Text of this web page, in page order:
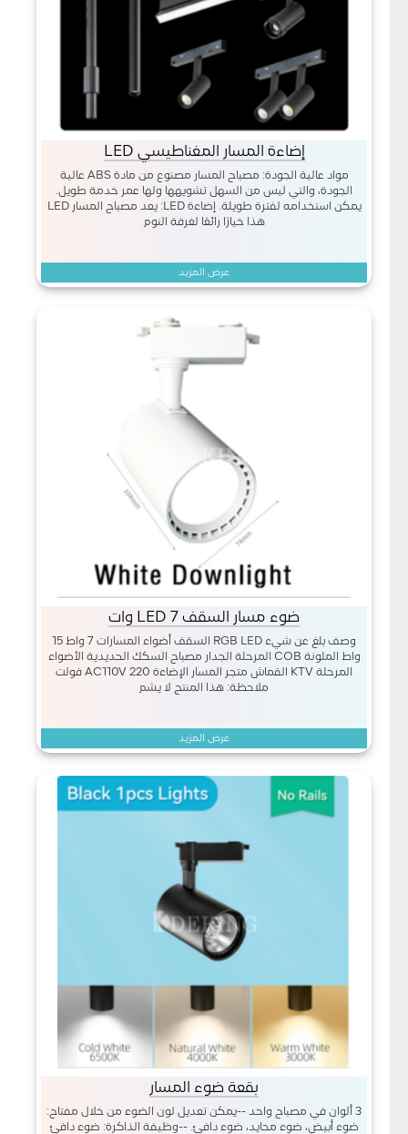
إضاءة المسار المغناطيسي LED
مواد عالية الجودة: مصباح المسار مصنوع من مادة ABS عالية
الجودة، والتي ليس من السهل تشويهها ولها عمر خدمة طويل.
يمكن استخدامه لفترة طويلة. إضاءة LED: يعد مصباح المسار LED
هذا خيارًا رائعًا لغرفة النوم
عرض المزيد
ضوء مسار السقف LED 7 وات
وصف بلغ عن شيء RGB LED السقف أضواء المسارات 7 واط 15
واط الملونة COB المرحلة الجدار مصباح السكك الحديدية الأضواء
المرحلة KTV القماش متجر المسار الإضاءة AC110V 220 فولت
ملاحظة: هذا المنتج لا يشم
عرض المزيد
بقعة ضوء المسار
3 ألوان في مصباح واحد --يمكن تعديل لون الضوء من خلال مفتاح:
ضوء أبيض، ضوء محايد، ضوء دافئ. --وظيفة الذاكرة: ضوء دافئ